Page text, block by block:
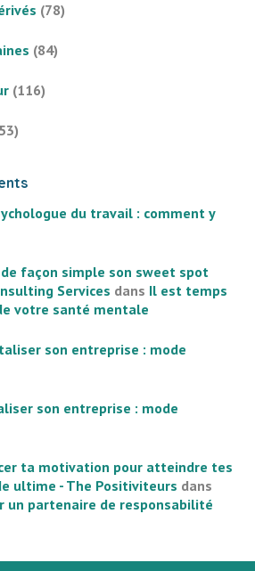
(78)
(84)
(116)
du travail : comment y
façon simple son sweet spot
Services dans Il est temps
votre santé mentale
son entreprise : mode
son entreprise : mode
ta motivation pour atteindre tes
ultime - The Positiviteurs dans
un partenaire de responsabilité